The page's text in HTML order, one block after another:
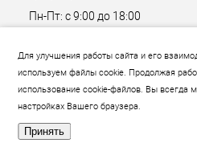
Для улучшения работы сайта и его
используем файлы cookie. Продолжая
использование cookie-файлов. Вы всегда
настройках Вашего браузера.
Принять
Пн-Пт: с 9:00 до 18:00